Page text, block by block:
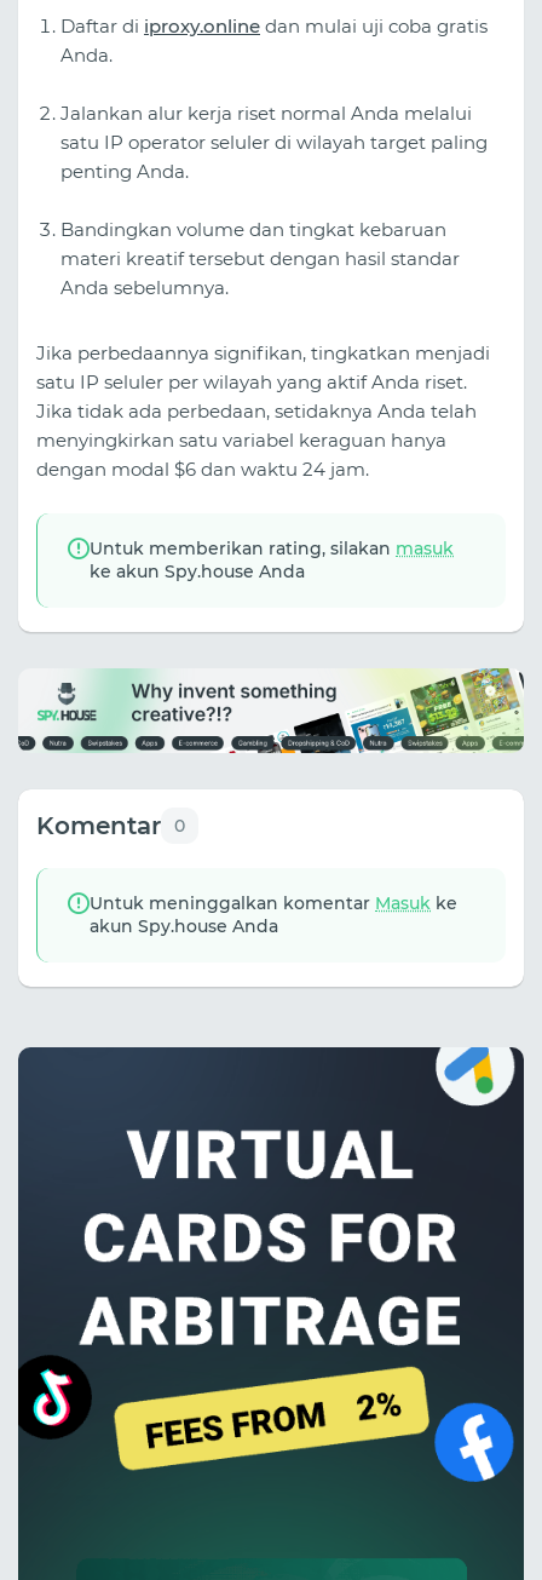
Daftar di iproxy.online dan mulai uji coba gratis
Anda.
Jalankan alur kerja riset normal Anda melalui
satu IP operator seluler di wilayah target paling
penting Anda.
Bandingkan volume dan tingkat kebaruan
materi kreatif tersebut dengan hasil standar
Anda sebelumnya.
Jika perbedaannya signifikan, tingkatkan menjadi
satu IP seluler per wilayah yang aktif Anda riset.
Jika tidak ada perbedaan, setidaknya Anda telah
menyingkirkan satu variabel keraguan hanya
dengan modal $6 dan waktu 24 jam.
Untuk memberikan rating, silakan masuk
ke akun Spy.house Anda
Komentar 0
Untuk meninggalkan komentar Masuk ke
akun Spy.house Anda